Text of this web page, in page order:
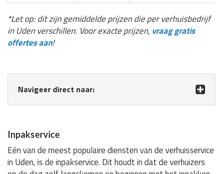
*Let op: dit zijn gemiddelde prijzen die per verhuisbedrijf
in Uden verschillen. Voor exacte prijzen, vraag gratis
offertes aan!
Navigeer direct naar:
Inpakservice
Eén van de meest populaire diensten van de verhuisservice
in Uden, is de inpakservice. Dit houdt in dat de verhuizers